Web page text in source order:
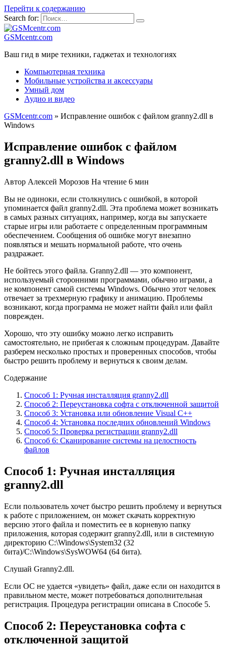
Перейти к содержанию
Search for:
GSMcentr.com
Ваш гид в мире техники, гаджетах и технологиях
Компьютерная техника
Мобильные устройства и аксессуары
Умный дом
Аудио и видео
GSMcentr.com » Исправление ошибок с файлом granny2.dll в
Windows
Исправление ошибок с файлом
granny2.dll в Windows
Автор Алексей Морозов На чтение 6 мин
Вы не одиноки, если столкнулись с ошибкой, в которой
упоминается файл granny2.dll. Эта проблема может возникать
в самых разных ситуациях, например, когда вы запускаете
старые игры или работаете с определенным программным
обеспечением. Сообщения об ошибке могут внезапно
появляться и мешать нормальной работе, что очень
раздражает.
Не бойтесь этого файла. Granny2.dll — это компонент,
используемый сторонними программами, обычно играми, а
не компонент самой системы Windows. Обычно этот человек
отвечает за трехмерную графику и анимацию. Проблемы
возникают, когда программа не может найти файл или файл
поврежден.
Хорошо, что эту ошибку можно легко исправить
самостоятельно, не прибегая к сложным процедурам. Давайте
разберем несколько простых и проверенных способов, чтобы
быстро решить проблему и вернуться к своим делам.
Содержание
Способ 1: Ручная инсталляция granny2.dll
Способ 2: Переустановка софта с отключенной защитой
Способ 3: Установка или обновление Visual C++
Способ 4: Установка последних обновлений Windows
Способ 5: Проверка регистрации granny2.dll
Способ 6: Сканирование системы на целостность
файлов
Способ 1: Ручная инсталляция
granny2.dll
Если пользователь хочет быстро решить проблему и вернуться
к работе с приложением, он может скачать корректную
версию этого файла и поместить ее в корневую папку
приложения, которая содержит granny2.dll, или в системную
директорию C:\Windows\System32 (32
бита)/C:\Windows\SysWOW64 (64 бита).
Слушай Granny2.dll.
Если ОС не удается «увидеть» файл, даже если он находится в
правильном месте, может потребоваться дополнительная
регистрация. Процедура регистрации описана в Способе 5.
Способ 2: Переустановка софта с
отключенной защитой